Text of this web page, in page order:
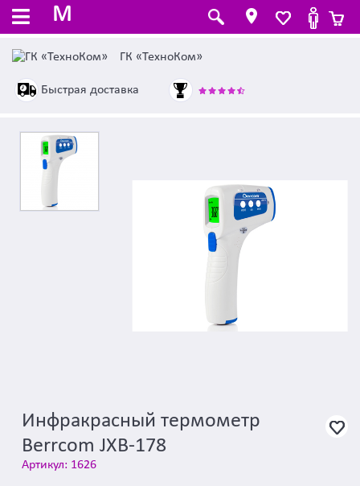
M
ГК «ТехноКом»
Быстрая доставка
Инфракрасный термометр
Berrcom JXB-178
Артикул: 1626